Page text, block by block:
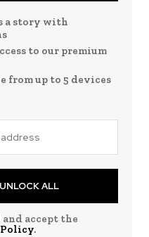
a story with
to our premium
from up to 5 devices
UNLOCK ALL
and accept the
.